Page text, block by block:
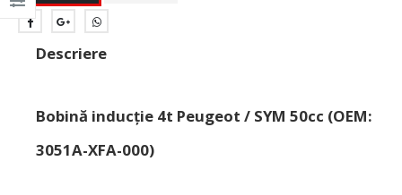
Descriere
Bobină inducție 4t Peugeot / SYM 50cc (OEM:
3051A-XFA-000)